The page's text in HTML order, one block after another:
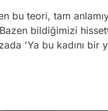
bu teori, tam
Bazen bildiğimizi
'Ya bu kadını bir